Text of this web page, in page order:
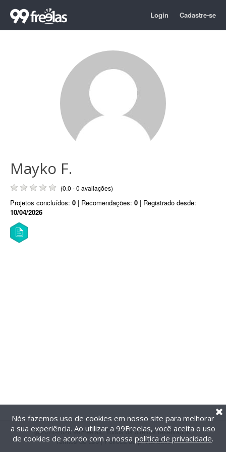
Login Cadastre-se
Mayko F.
(0.0 - 0 avaliações)
Projetos concluídos: 0 | Recomendações: 0 | Registrado desde:
10/04/2026
@2014-2026 99Freelas. Todos os direitos reservados.
Termos de uso| Política de privacidade
Nós fazemos uso de cookies em nosso site para melhorar
a sua experiência. Ao utilizar a 99Freelas, você aceita o uso
de cookies de acordo com a nossa política de privacidade.